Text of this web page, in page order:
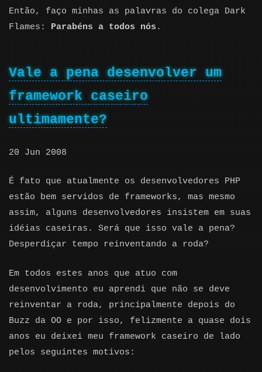
Então, faço minhas as palavras do colega Dark
Flames: Parabéns a todos nós .
Vale a pena desenvolver um
framework caseiro
ultimamente?
20 Jun 2008
É fato que atualmente os desenvolvedores PHP
estão bem servidos de frameworks, mas mesmo
assim, alguns desenvolvedores insistem em suas
idéias caseiras. Será que isso vale a pena?
Desperdiçar tempo reinventando a roda?
Em todos estes anos que atuo com
desenvolvimento eu aprendi que não se deve
reinventar a roda, principalmente depois do
Buzz da OO e por isso, felizmente a quase dois
anos eu deixei meu framework caseiro de lado
pelos seguintes motivos: